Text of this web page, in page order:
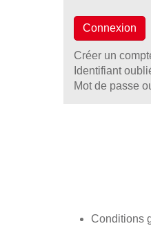
Créer un
Identifiant
Mot de passe
Conditions